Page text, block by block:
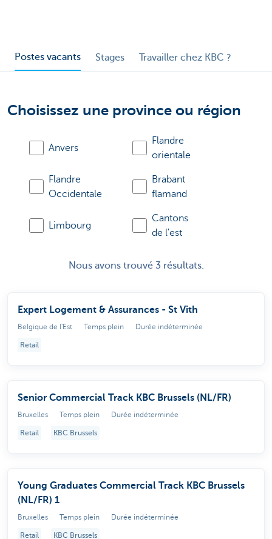
Postes vacants Stages Travailler chez KBC ?
Choisissez une province ou région
Anvers
Flandre
orientale
Flandre
Occidentale
Brabant
flamand
Limbourg
Cantons
de l'est
Nous avons trouvé 3 résultats.
Expert Logement & Assurances - St Vith
Belgique de l'Est Temps plein Durée indéterminée
Retail
Senior Commercial Track KBC Brussels (NL/FR)
Bruxelles Temps plein Durée indéterminée
Retail KBC Brussels
Young Graduates Commercial Track KBC Brussels
(NL/FR) 1
Bruxelles Temps plein Durée indéterminée
Retail KBC Brussels